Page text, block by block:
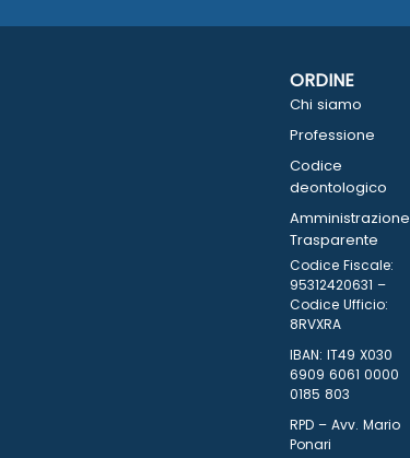
ORDINE
Chi siamo
Professione
Codice
deontologico
Amministrazione
Trasparente
Codice Fiscale:
95312420631 –
Codice Ufficio:
8RVXRA
IBAN: IT49 X030
6909 6061 0000
0185 803
RPD – Avv. Mario
Ponari